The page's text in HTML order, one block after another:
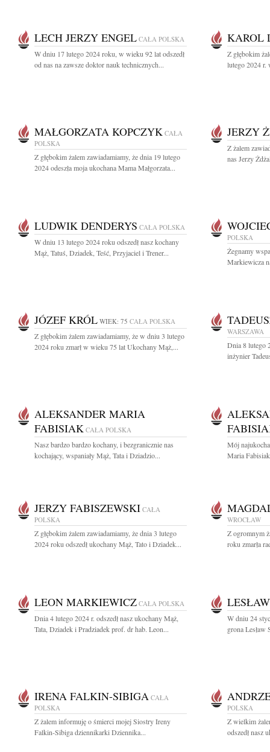
LECH JERZY ENGEL CAŁA POLSKA
W dniu 17 lutego 2024 roku, w wieku 92 lat odszedł
od nas na zawsze doktor nauk technicznych...
KAROL
Z głębokim
lutego 2024 r.
MAŁGORZATA KOPCZYK CAŁA
POLSKA
Z głębokim żalem zawiadamiamy, że dnia 19 lutego
2024 odeszła moja ukochana Mama Małgorzata...
JERZY
Z żalem
nas Jerzy
LUDWIK DENDERYS CAŁA POLSKA
W dniu 13 lutego 2024 roku odszedł nasz kochany
Mąż, Tatuś, Dziadek, Teść, Przyjaciel i Trener...
POLSKA
Żegnamy
Markiewicza
JÓZEF KRÓL WIEK: 75 CAŁA POLSKA
Z głębokim żalem zawiadamiamy, że w dniu 3 lutego
2024 roku zmarł w wieku 75 lat Ukochany Mąż,...
WARSZAWA
Dnia 8 lutego
inżynier
ALEKSANDER MARIA
FABISIAK CAŁA POLSKA
Nasz bardzo bardzo kochany, i bezgranicznie nas
kochający, wspaniały Mąż, Tata i Dziadzio...
Mój
Maria
JERZY FABISZEWSKI CAŁA
POLSKA
Z głębokim żalem zawiadamiamy, że dnia 3 lutego
2024 roku odszedł ukochany Mąż, Tato i Dziadek...
WROCŁAW
Z ogromnym
roku zmarła
LEON MARKIEWICZ CAŁA POLSKA
Dnia 4 lutego 2024 r. odszedł nasz ukochany Mąż,
Tata, Dziadek i Pradziadek prof. dr hab. Leon...
W dniu 24
grona
IRENA FALKIN-SIBIGA CAŁA
POLSKA
Z żalem informuję o śmierci mojej Siostry Ireny
Falkin-Sibiga dziennikarki Dziennika...
POLSKA
Z wielkim
odszedł nasz